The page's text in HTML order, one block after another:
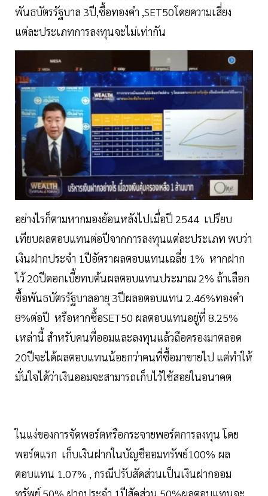
พันธบัตรรัฐบาล 3ปี,ซื้อทองคำ ,SET50โดยความเสี่ยง
แต่ละประเภทการลงทุนจะไม่เท่ากัน
อย่างไรก็ตามหากมองย้อนหลังไปเมื่อปี 2544 เปรียบ
เทียบผลตอบแทนต่อปีจากการลงทุนแต่ละประเภท พบว่า
เงินฝากประจำ 1ปีอัตราผลตอบแทนเฉลี่ย 1% หากฝาก
ไว้ 20ปีดอกเบี้ยทบต้นผลตอบแทนประมาณ 2% ถ้าเลือก
ซื้อพันธบัตรรัฐบาลอายุ 3ปีผลอตอบแทน 2.46%ทองคำ
8%ต่อปี หรือหากซื้อSET50 ผลตอบแทนอยู่ที่ 8.25%
เหล่านี้ สำหรับคนที่ออมและลงทุนแล้วถือครองมาตลอด
20ปีจะได้ผลตอบแทนน้อยกว่าคนที่ซื้อมาขายไป แต่ทำให้
มั่นใจได้ว่าเงินออมจะสามารถเก็บไว้ใช้สอยในอนาคต
ในแง่ของการจัดพอร์ตหรือกระจายพอร์ตการลงทุน โดย
พอร์ตแรก เก็บเงินฝากในบัญชีออมทรัพย์100% ผล
ตอบแทน 1.07% , กรณีปรับสัดส่วนเป็นเงินฝากออม